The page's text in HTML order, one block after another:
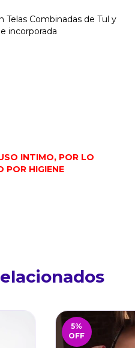
Telas Combinadas de Tul y
incorporada
INTIMO, POR LO
POR HIGIENE
5%
OFF